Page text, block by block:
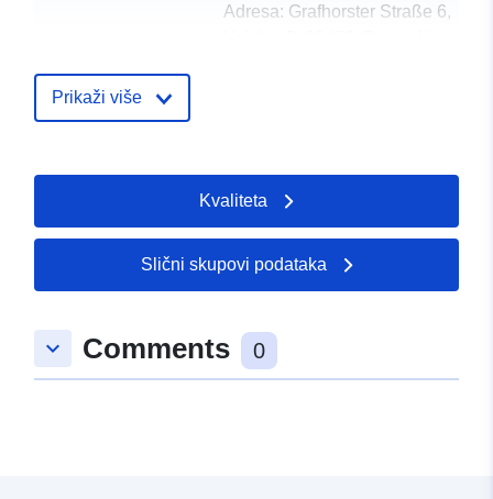
Adresa: Grafhorster Straße 6,
Kataloški
Prostorno: Koordinate: [ [ 10.9392836,
52.4132409 ], [ 10.943878,
52.4132409 ], [ 10.943878,
52.4116868 ], [ 10.9392836,
Prikaži više
Kvaliteta
Slični skupovi podataka
keyboard_arrow_down Comments 0